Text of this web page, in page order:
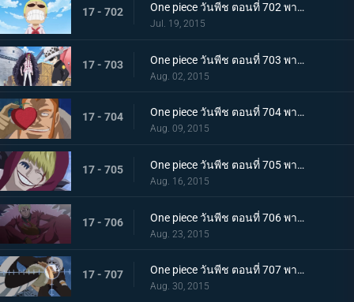
17 - 702 One piece วันพีช ตอนที่ 702 พากย์ไทย เผ่ามังกรฟ้า! อดีตที่ยิ่งใหญ่ของดอฟฟี่!
Jul. 19, 2015
17 - 703 One piece วันพีช ตอนที่ 703 พากย์ไทย เส้นทางที่ยากลำบาก! การเดินทางเพื่อชีวิตของลอว์และโคราซอน!
Aug. 02, 2015
17 - 704 One piece วันพีช ตอนที่ 704 พากย์ไทย เวลาเหลือน้อยแล้ว! ชิงผล โอเปะ โอเปะ มาให้ได้!
Aug. 09, 2015
17 - 705 One piece วันพีช ตอนที่ 705 พากย์ไทย ยามเมื่อต้องทำใจ! รอยยิ้มอำลาของโคราซอน!
Aug. 16, 2015
17 - 706 One piece วันพีช ตอนที่ 706 พากย์ไทย ไปซะ ลอว์! การต่อสู้ครั้งสุดท้ายของชายผู้อ่อนโยน!
Aug. 23, 2015
17 - 707 One piece วันพีช ตอนที่ 707 พากย์ไทย ไปสู่อิสระ! ลอว์ระเบิดอินเจ็กชันช็อต!!
Aug. 30, 2015